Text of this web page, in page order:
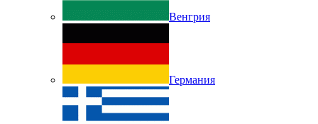
Венгрия
Германия